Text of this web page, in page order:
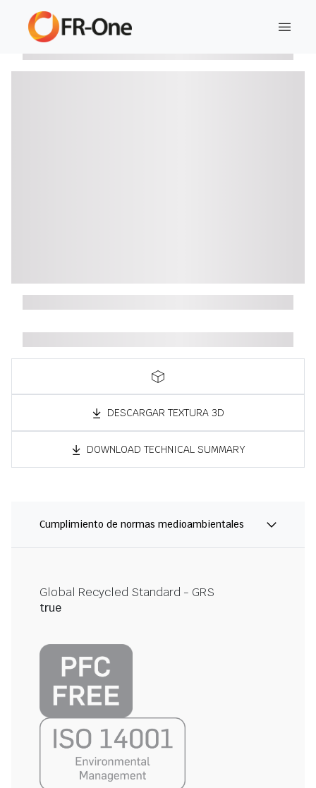
DESCARGAR TEXTURA 3D
DOWNLOAD TECHNICAL SUMMARY
Cumplimiento de normas medioambientales
Global Recycled Standard - GRS
true